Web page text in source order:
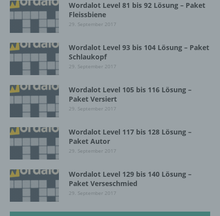
Wordalot Level 81 bis 92 Lösung – Paket
Fleissbiene
29. September 2017
Wordalot Level 93 bis 104 Lösung – Paket
Schlaukopf
29. September 2017
Wordalot Level 105 bis 116 Lösung –
Paket Versiert
29. September 2017
Wordalot Level 117 bis 128 Lösung –
Paket Autor
29. September 2017
Wordalot Level 129 bis 140 Lösung –
Paket Verseschmied
29. September 2017
d) Einschränkung der Verarbeitung
Einschränkung der Verarbeitung ist die
personenbezogener Daten mit dem Ziel, ihre
künftige Verarbeitung einzuschränken.
e) Profiling
Profiling ist jede Art der automatisierten
darin besteht, dass diese
personenbezogenen Daten verwendet
werden, um bestimmte persönliche Aspekte,
die sich auf eine natürliche Person beziehen,
zu bewerten, insbesondere, um Aspekte
bezüglich Arbeitsleistung, wirtschaftlicher
Lage, Gesundheit, persönlicher Vorlieben,
Interessen, Zuverlässigkeit, Verhalten,
Aufenthaltsort oder Ortswechsel dieser